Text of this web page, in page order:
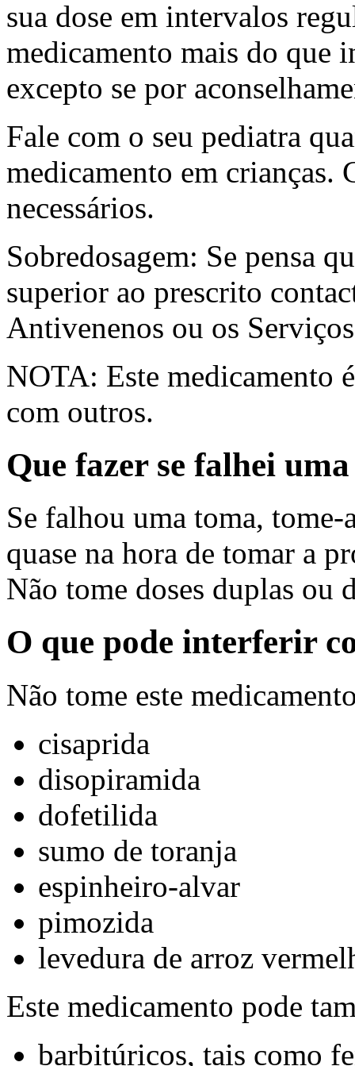
sua dose em intervalos
medicamento mais do que
excepto se por
Fale com o seu pediatra
medicamento em crianças.
necessários.
Sobredosagem: Se pensa
superior ao prescrito
Antivenenos ou os
NOTA: Este medicamento
com outros.
Que fazer se falhei
Se falhou uma toma,
quase na hora de tomar a
Não tome doses duplas ou
O que pode interferir
Não tome este
cisaprida
disopiramida
dofetilida
sumo de toranja
espinheiro-alvar
pimozida
levedura de arroz
Este medicamento pode
barbitúricos, tais como